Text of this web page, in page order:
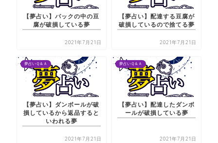
【夢占い】パックの中の豆
腐が破損している夢
2021年7月21日
【夢占い】配達する豆腐が
破損しているので捨てる夢
2021年7月21日
夢占いＱ＆Ａ
【夢占い】ダンボールが破
損しているから返品すると
いわれる夢
2021年7月21日
夢占いＱ＆Ａ
【夢占い】配達したダンボ
ールが破損している夢
2021年7月21日